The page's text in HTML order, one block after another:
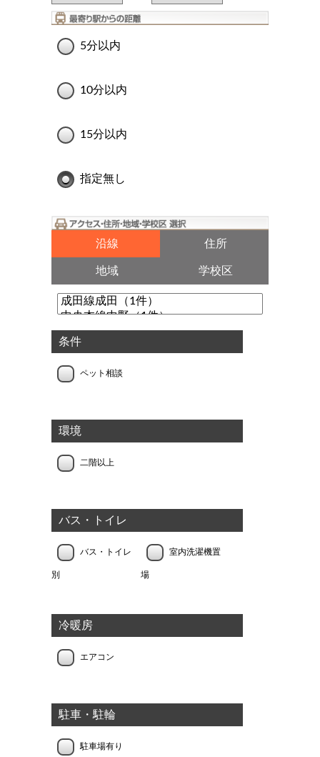
5分以内
10分以内
15分以内
指定無し
沿線 住所
地域 学校区
条件
ペット相談
環境
二階以上
バス・トイレ
バス・トイレ
別
室内洗濯機置
場
冷暖房
エアコン
駐車・駐輪
駐車場有り